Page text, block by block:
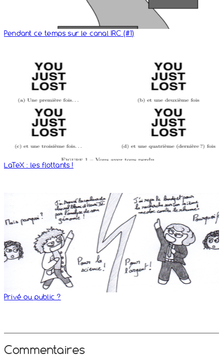
Pendant ce temps sur le canal IRC (#1)
LaTeX : les flottants !
Privé ou public ?
Commentaires